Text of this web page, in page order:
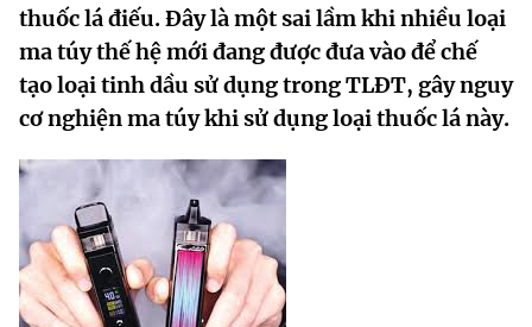
Chức năng nhiệm vụ
Cơ cấu tổ chức
Lịch sử phát triển
Sở Khoa học và Công nghệ
Tin tức sự kiện
Khoa học và Công nghệ
Đổi mới sáng tạo
Chuyển đổi số
Bưu chính, Viễn thông
Sở hữu trí tuệ
Dịch vụ công
Hệ thống văn bản
Văn bản QPPL
Văn bản chỉ đạo điều hành
Lấy ý kiến người dân về dự thảo VBQPPL
MST IOFFICE
THỐNG KÊ
Khoa học và Công nghệ
Multimedia
thuốc lá điếu. Đây là một sai lầm khi nhiều loại
ma túy thế hệ mới đang được đưa vào để chế
tạo loại tinh dầu sử dụng trong TLĐT, gây nguy
cơ nghiện ma túy khi sử dụng loại thuốc lá này.